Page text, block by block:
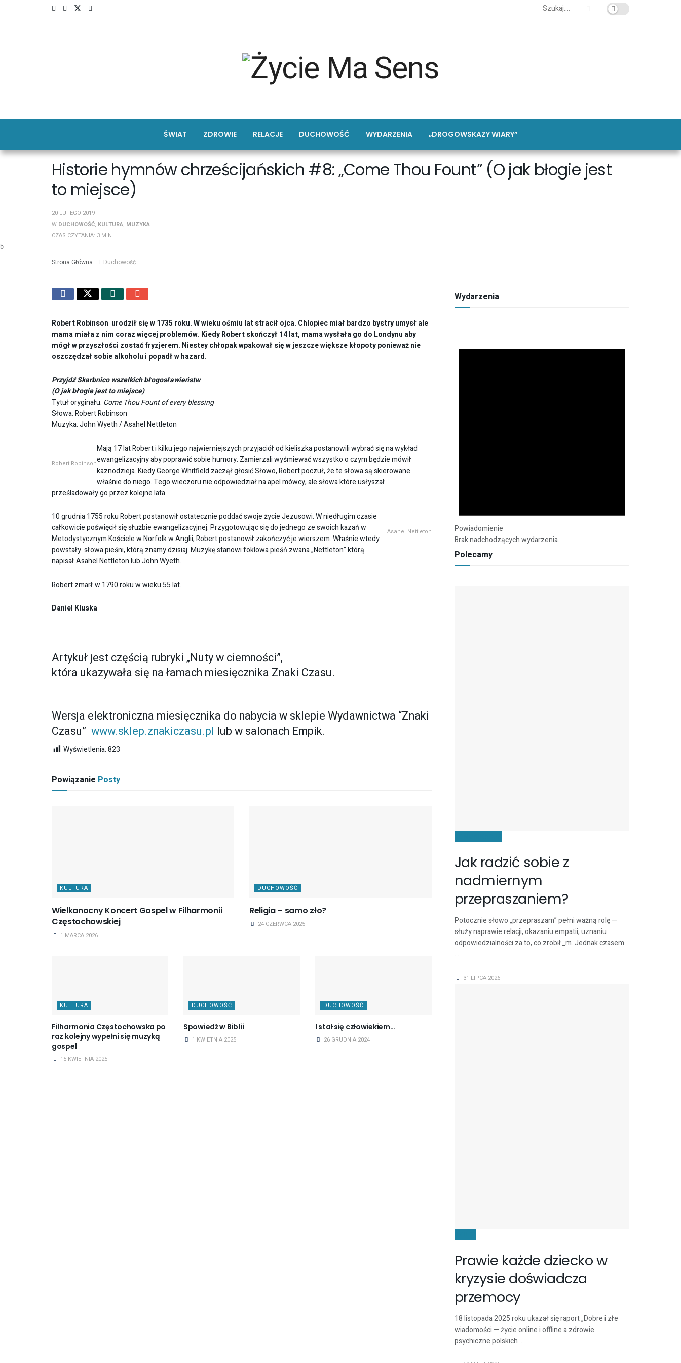
ŚWIAT ZDROWIE RELACJE DUCHOWOŚĆ WYDARZENIA „DROGOWSKAZY WIARY”
Historie hymnów chrześcijańskich #8: „Come Thou Fount” (O jak błogie jest
to miejsce)
20 LUTEGO 2019
W DUCHOWOŚĆ, KULTURA, MUZYKA
CZAS CZYTANIA: 3 MIN
Strona Główna Duchowość
Robert Robinson urodził się w 1735 roku. W wieku ośmiu lat stracił ojca. Chlopiec miał bardzo bystry umysł ale
mama miała z nim coraz więcej problemów. Kiedy Robert skończył 14 lat, mama wysłała go do Londynu aby
mógł w przyszłości zostać fryzjerem. Niestey chłopak wpakował się w jeszcze większe kłopoty ponieważ nie
oszczędzał sobie alkoholu i popadł w hazard.
Przyjdź Skarbnico wszelkich błogosławieństw
(O jak błogie jest to miejsce)
Tytuł oryginału: Come Thou Fount of every blessing
Słowa: Robert Robinson
Muzyka: John Wyeth / Asahel Nettleton
Robert Robinson
Mają 17 lat Robert i kilku jego najwierniejszych przyjaciół od kieliszka postanowili wybrać się na wykład
ewangelizacyjny aby poprawić sobie humory. Zamierzali wyśmiewać wszystko o czym będzie mówił
kaznodzieja. Kiedy George Whitfield zaczął głosić Słowo, Robert poczuł, że te słowa są skierowane
właśnie do niego. Tego wieczoru nie odpowiedział na apel mówcy, ale słowa które usłyszał
prześladowały go przez kolejne lata.
Asahel Nettleton
10 grudnia 1755 roku Robert postanowił ostatecznie poddać swoje życie Jezusowi. W niedługim czasie
całkowicie poświęcił się służbie ewangelizacyjnej. Przygotowując się do jednego ze swoich kazań w
Metodystycznym Kościele w Norfolk w Anglii, Robert postanowił zakończyć je wierszem. Właśnie wtedy
powstały słowa pieśni, którą znamy dzisiaj. Muzykę stanowi foklowa pieśń zwana „Nettleton” którą
napisał Asahel Nettleton lub John Wyeth.
Robert zmarł w 1790 roku w wieku 55 lat.
Daniel Kluska
Artykuł jest częścią rubryki „Nuty w ciemności”,
która ukazywała się na łamach miesięcznika Znaki Czasu.
Wersja elektroniczna miesięcznika do nabycia w sklepie Wydawnictwa “Znaki
Czasu” www.sklep.znakiczasu.pl lub w salonach Empik.
Wyświetlenia:823
Powiązanie Posty
KULTURA
Wielkanocny Koncert Gospel w Filharmonii
Częstochowskiej
1 MARCA 2026
DUCHOWOŚĆ
Religia – samo zło?
24 CZERWCA 2025
KULTURA
Filharmonia Częstochowska po
raz kolejny wypełni się muzyką
gospel
15 KWIETNIA 2025
DUCHOWOŚĆ
Spowiedź w Biblii
1 KWIETNIA 2025
DUCHOWOŚĆ
I stał się człowiekiem…
26 GRUDNIA 2024
Wydarzenia
Powiadomienie
Brak nadchodzących wydarzenia.
Polecamy
Jak radzić sobie z
nadmiernym
przepraszaniem?
Potocznie słowo „przepraszam” pełni ważną rolę —
służy naprawie relacji, okazaniu empatii, uznaniu
odpowiedzialności za to, co zrobił_m. Jednak czasem
...
31 LIPCA 2026
Prawie każde dziecko w
kryzysie doświadcza
przemocy
18 listopada 2025 roku ukazał się raport „Dobre i złe
wiadomości — życie online i offline a zdrowie
psychiczne polskich ...